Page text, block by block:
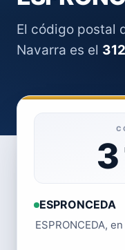
El código postal
Navarra es el
ESPRONCEDA
ESPRONCEDA,